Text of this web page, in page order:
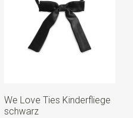
We Love Ties Kinderfliege
schwarz